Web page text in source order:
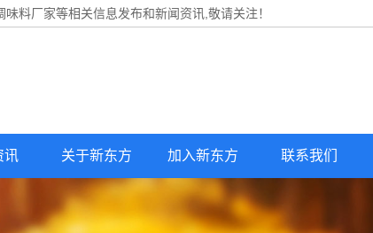
料厂家等相关信息发布和新闻资讯,敬请关注！
讯 关于新东方 加入新东方 联系我们